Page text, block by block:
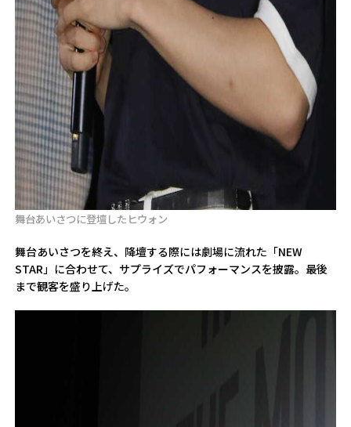
舞台あいさつに登壇したヒウォン
舞台あいさつを終え、降壇する際には劇場に流れた「NEW
STAR」に合わせて、サプライズでパフォーマンスを披露。最後
まで観客を盛り上げた。